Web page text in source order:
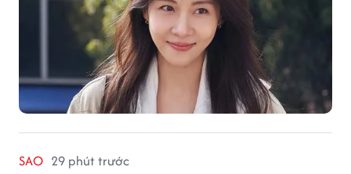
SAO 29 phút trước